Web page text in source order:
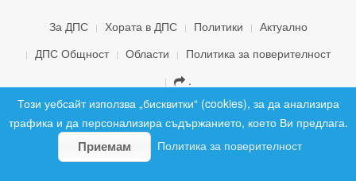
За ДПС Хората в ДПС Политики
Актуално
ДПС Общност
Области
Политика за поверителност
.
© 2026 ДПС България. Всички права запазени.
Този уебсайт използва „бисквитки“ (cookies), за да анализира
трафика и да персонализира съдържанието, което Ви предлага.
Приемам Политика за поверителност